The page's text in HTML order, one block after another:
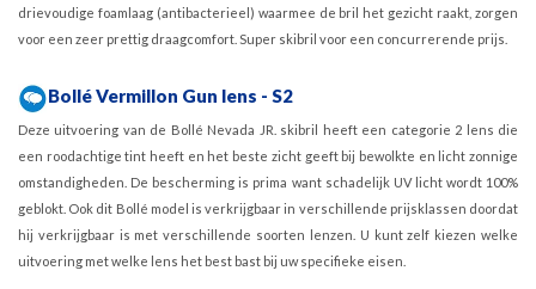
drievoudige foamlaag (antibacterieel) waarmee de bril het gezicht raakt, zorgen
voor een zeer prettig draagcomfort. Super skibril voor een concurrerende prijs.
Bollé Vermillon Gun lens - S2
Deze uitvoering van de Bollé Nevada JR. skibril heeft een categorie 2 lens die
een roodachtige tint heeft en het beste zicht geeft bij bewolkte en licht zonnige
omstandigheden. De bescherming is prima want schadelijk UV licht wordt 100%
geblokt. Ook dit Bollé model is verkrijgbaar in verschillende prijsklassen doordat
hij verkrijgbaar is met verschillende soorten lenzen. U kunt zelf kiezen welke
uitvoering met welke lens het best bast bij uw specifieke eisen.